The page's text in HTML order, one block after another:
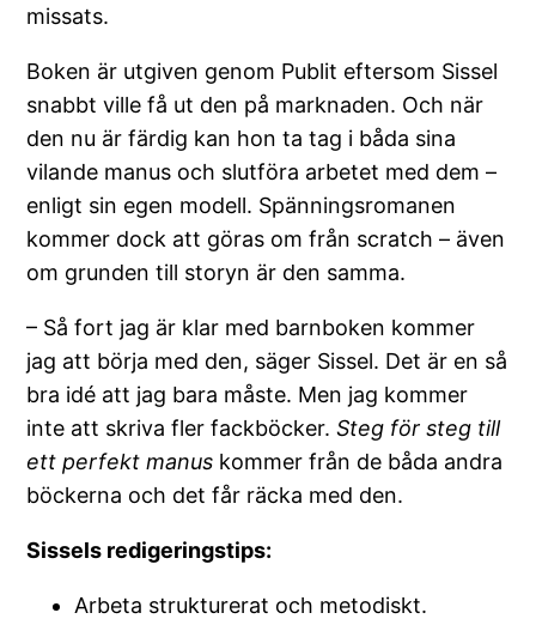
missats.
Boken är utgiven genom Publit eftersom Sissel
snabbt ville få ut den på marknaden. Och när
den nu är färdig kan hon ta tag i båda sina
vilande manus och slutföra arbetet med dem –
enligt sin egen modell. Spänningsromanen
kommer dock att göras om från scratch – även
om grunden till storyn är den samma.
– Så fort jag är klar med barnboken kommer
jag att börja med den, säger Sissel. Det är en så
bra idé att jag bara måste. Men jag kommer
inte att skriva fler fackböcker.Steg för steg till
ett perfekt manus kommer från de båda andra
böckerna och det får räcka med den.
Sissels redigeringstips:
Arbeta strukturerat och metodiskt.